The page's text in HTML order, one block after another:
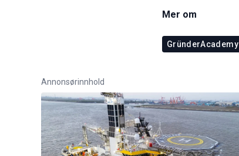
Mer om
GründerAcademy
Annonsørinnhold